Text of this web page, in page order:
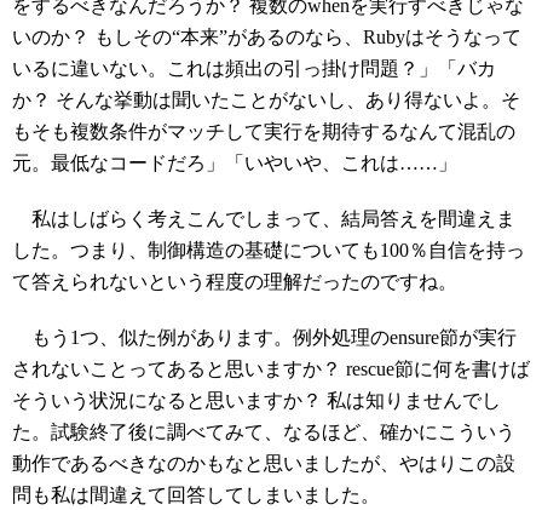
をするべきなんだろうか？ 複数のwhenを実行すべきじゃな
いのか？ もしその“本来”があるのなら、Rubyはそうなって
いるに違いない。これは頻出の引っ掛け問題？」「バカ
か？ そんな挙動は聞いたことがないし、あり得ないよ。そ
もそも複数条件がマッチして実行を期待するなんて混乱の
元。最低なコードだろ」「いやいや、これは……」
私はしばらく考えこんでしまって、結局答えを間違えま
した。つまり、制御構造の基礎についても100％自信を持っ
て答えられないという程度の理解だったのですね。
もう1つ、似た例があります。例外処理のensure節が実行
されないことってあると思いますか？ rescue節に何を書けば
そういう状況になると思いますか？ 私は知りませんでし
た。試験終了後に調べてみて、なるほど、確かにこういう
動作であるべきなのかもなと思いましたが、やはりこの設
問も私は間違えて回答してしまいました。